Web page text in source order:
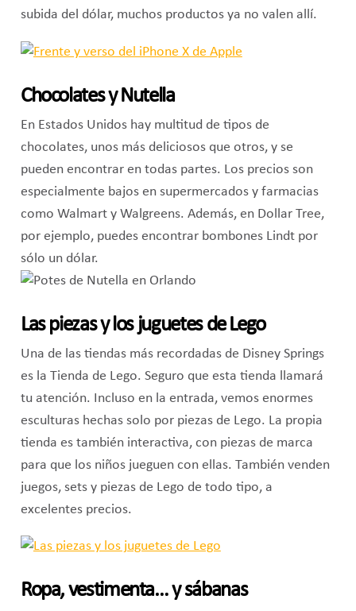
subida del dólar, muchos productos ya no valen allí.
Chocolates y Nutella
En Estados Unidos hay multitud de tipos de
chocolates, unos más deliciosos que otros, y se
pueden encontrar en todas partes. Los precios son
especialmente bajos en supermercados y farmacias
como Walmart y Walgreens. Además, en Dollar Tree,
por ejemplo, puedes encontrar bombones Lindt por
sólo un dólar.
Las piezas y los juguetes de Lego
Una de las tiendas más recordadas de Disney Springs
es la Tienda de Lego. Seguro que esta tienda llamará
tu atención. Incluso en la entrada, vemos enormes
esculturas hechas solo por piezas de Lego. La propia
tienda es también interactiva, con piezas de marca
para que los niños jueguen con ellas. También venden
juegos, sets y piezas de Lego de todo tipo, a
excelentes precios.
Ropa, vestimenta… y sábanas